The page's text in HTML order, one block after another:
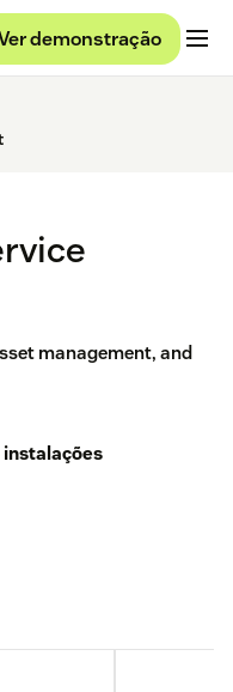
demonstração
management, and
instalações